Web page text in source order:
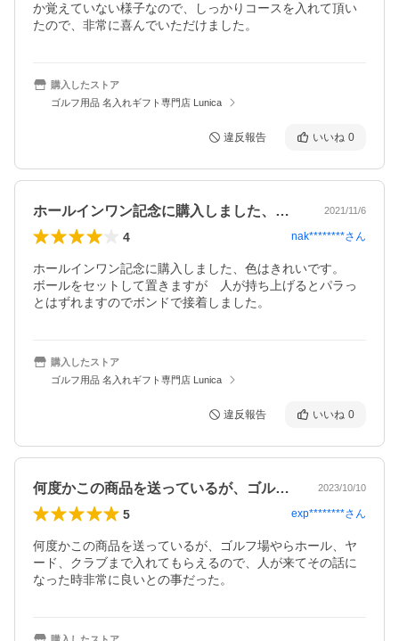
か覚えていない様子なので、しっかりコースを入れて頂い
たので、非常に喜んでいただけました。
購入したストア
ゴルフ用品 名入れギフト専門店 Lunica
違反報告 いいね 0
ホールインワン記念に購入しました、色は… 2021/11/6
4 nak********さん
ホールインワン記念に購入しました、色はきれいです。
ボールをセットして置きますが　人が持ち上げるとパラっ
とはずれますのでボンドで接着しました。
購入したストア
ゴルフ用品 名入れギフト専門店 Lunica
違反報告 いいね 0
何度かこの商品を送っているが、ゴルフ場… 2023/10/10
5 exp********さん
何度かこの商品を送っているが、ゴルフ場やらホール、ヤ
ード、クラブまで入れてもらえるので、人が来てその話に
なった時非常に良いとの事だった。
購入したストア